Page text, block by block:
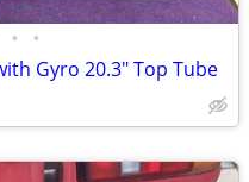
• •
Gyro 20.3" Top Tube